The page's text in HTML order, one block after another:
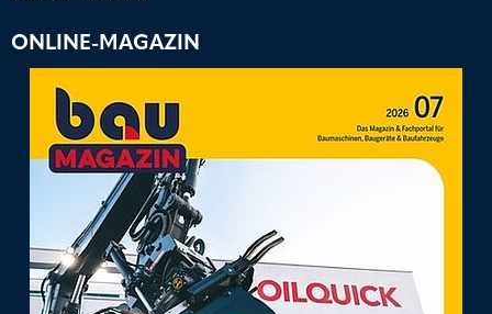
ONLINE-MAGAZIN